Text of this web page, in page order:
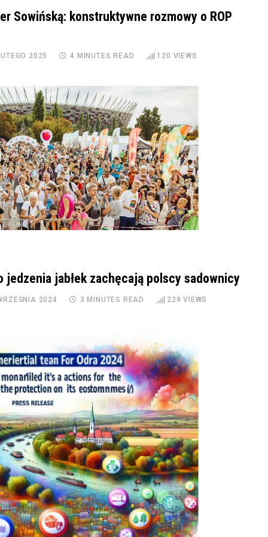
Sowińską: konstruktywne rozmowy o ROP
2025 4 MINUTES READ 120 VIEWS
jedzenia jabłek zachęcają polscy sadownicy
2024 3 MINUTES READ 229 VIEWS